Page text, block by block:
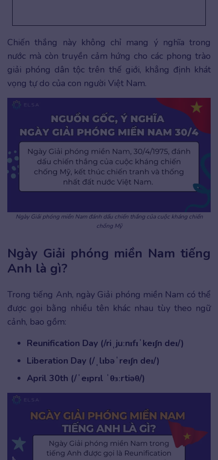
Chiến thắng này không chỉ mang ý nghĩa trong
nước mà còn truyền cảm hứng cho các phong trào
giải phóng dân tộc trên thế giới, khẳng định khát
vọng tự do của con người Việt Nam.
Ngày Giải phóng miền Nam đánh dấu chiến thắng của cuộc kháng chiến
chống Mỹ
Ngày Giải phóng miền Nam tiếng
Anh là gì?
Trong tiếng Anh, ngày Giải phóng miền Nam có thể
được gọi bằng nhiều tên khác nhau tùy theo ngữ
cảnh, bao gồm:
Reunification Day (/riˌjuːnɪfɪˈkeɪʃn deɪ/)
Liberation Day (/ˌlɪbəˈreɪʃn deɪ/)
April 30th (/ˈeɪprɪl ˈθɜːrtiəθ/)